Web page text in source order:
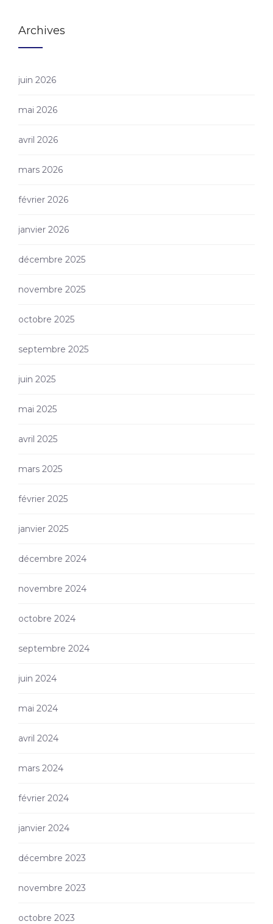
Archives
juin 2026
mai 2026
avril 2026
mars 2026
février 2026
janvier 2026
décembre 2025
novembre 2025
octobre 2025
septembre 2025
juin 2025
mai 2025
avril 2025
mars 2025
février 2025
janvier 2025
décembre 2024
novembre 2024
octobre 2024
septembre 2024
juin 2024
mai 2024
avril 2024
mars 2024
février 2024
janvier 2024
décembre 2023
novembre 2023
octobre 2023